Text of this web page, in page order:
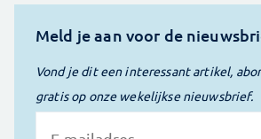
Meld je aan voor de
Vond je dit een interessant artikel,
gratis op onze wekelijkse nieuwsbrief.